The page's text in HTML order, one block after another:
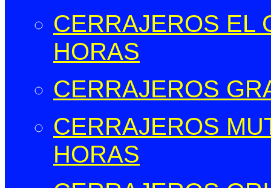
CERRAJEROS EL
HORAS
CERRAJEROS
CERRAJEROS
HORAS